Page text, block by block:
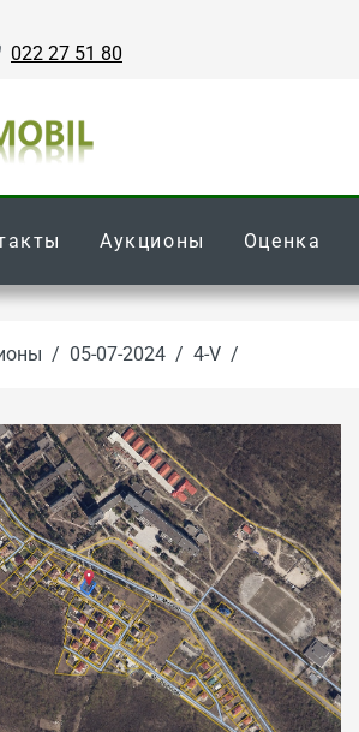
022 27 51 80
Аукционы Оценка
05-07-2024 4-V
Next